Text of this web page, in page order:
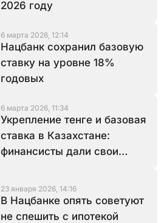
2026 году
6 марта 2026, 12:14
Нацбанк сохранил базовую
ставку на уровне 18%
годовых
6 марта 2026, 11:34
Укрепление тенге и базовая
ставка в Казахстане:
финансисты дали свои
23 января 2026, 14:16
В Нацбанке опять советуют
не спешить с ипотекой